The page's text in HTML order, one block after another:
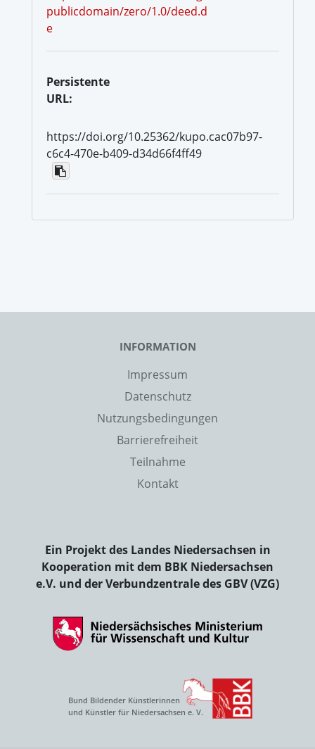
publicdomain/zero/1.0/deed.d
e
Persistente
URL:
https://doi.org/10.25362/kupo.cac07b97-
c6c4-470e-b409-d34d66f4ff49
INFORMATION
Impressum
Datenschutz
Nutzungsbedingungen
Barrierefreiheit
Teilnahme
Kontakt
Ein Projekt des Landes Niedersachsen in
Kooperation mit dem BBK Niedersachsen
e.V. und der Verbundzentrale des GBV (VZG)
Bund Bildender Künstlerinnen
und Künstler für Niedersachsen e. V.